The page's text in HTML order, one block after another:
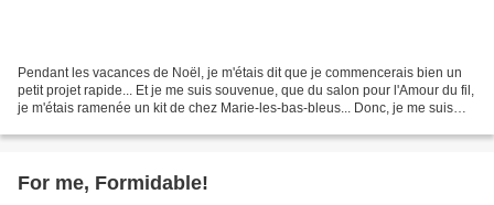
Pendant les vacances de Noël, je m'étais dit que je commencerais bien un
petit projet rapide... Et je me suis souvenue, que du salon pour l'Amour du fil,
je m'étais ramenée un kit de chez Marie-les-bas-bleus... Donc, je me suis
For me, Formidable!